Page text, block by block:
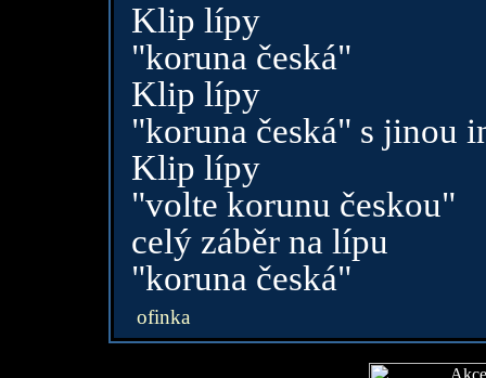
Klip lípy
"koruna česká"
Klip lípy
"koruna česká" s jinou
Klip lípy
"volte korunu českou"
celý záběr na lípu
"koruna česká"
ofinka